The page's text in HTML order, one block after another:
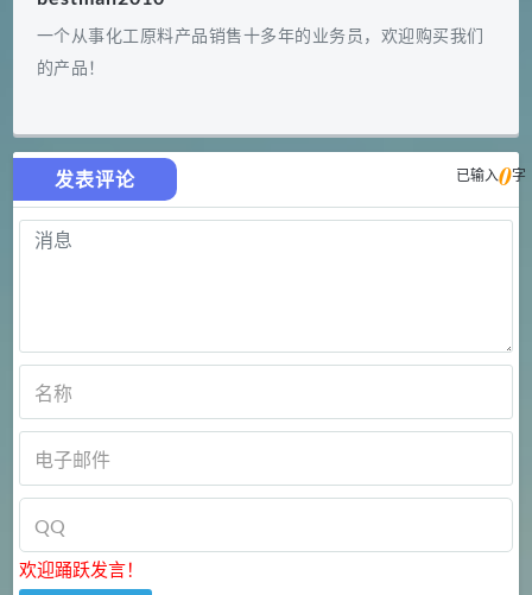
一个从事化工原料产品销售十多年的业务员，欢迎购买我们
的产品！
发表评论 已输入0字
欢迎踊跃发言！